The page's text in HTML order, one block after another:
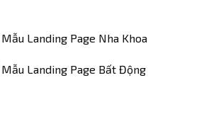
Landing Page Nha Khoa
Landing Page Bất Động